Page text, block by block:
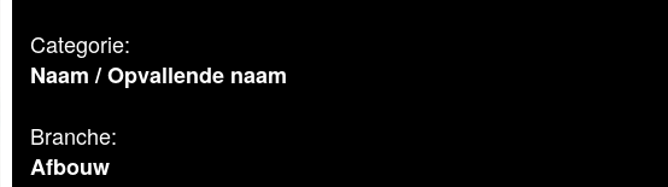
Categorie:
Naam /Opvallende naam
Branche:
Afbouw